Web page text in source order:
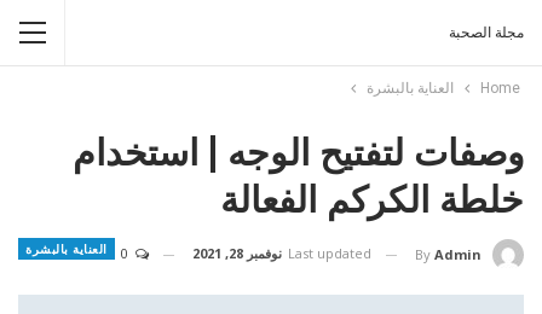
مجلة الصحبة
Home العناية بالبشرة
وصفات لتفتيح الوجه | استخدام
خلطة الكركم الفعالة
العناية بالبشرة By Admin
Last updated نوفمبر 28, 2021